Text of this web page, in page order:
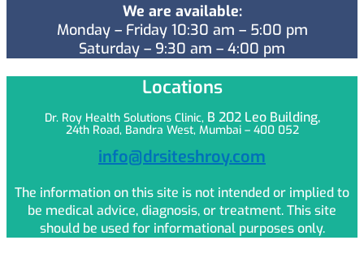
We are available:
Monday – Friday 10:30 am – 5:00 pm
Saturday – 9:30 am – 4:00 pm
Locations
Dr. Roy Health Solutions Clinic, B 202 Leo Building,
24th Road, Bandra West, Mumbai – 400 052
info@drsiteshroy.com
The information on this site is not intended or implied to
be medical advice, diagnosis, or treatment. This site
should be used for informational purposes only.